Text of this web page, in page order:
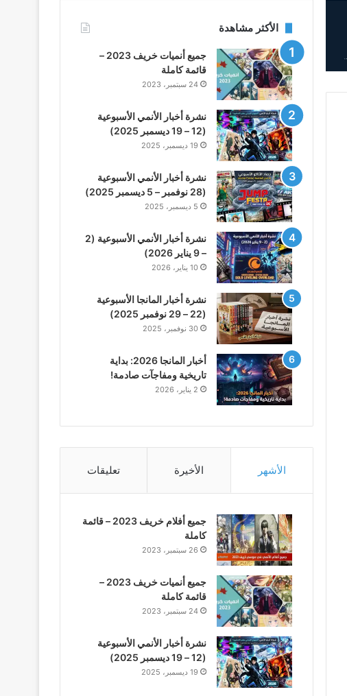
الأكثر مشاهدة
جميع أنميات خريف 2023 –
قائمة كاملة
24 سبتمبر، 2023
نشرة أخبار الأنمي الأسبوعية
(12 – 19 ديسمبر 2025)
19 ديسمبر، 2025
نشرة أخبار الأنمي الأسبوعية
(28 نوفمبر – 5 ديسمبر 2025)
5 ديسمبر، 2025
نشرة أخبار الأنمي الأسبوعية (2
– 9 يناير 2026)
10 يناير، 2026
نشرة أخبار المانجا الأسبوعية
(22 – 29 نوفمبر 2025)
30 نوفمبر، 2025
أخبار المانجا 2026: بداية
تاريخية ومفاجآت صادمة!
2 يناير، 2026
الأشهر الأخيرة تعليقات
جميع أفلام خريف 2023 – قائمة
كاملة
26 سبتمبر، 2023
جميع أنميات خريف 2023 –
قائمة كاملة
24 سبتمبر، 2023
نشرة أخبار الأنمي الأسبوعية
(12 – 19 ديسمبر 2025)
19 ديسمبر، 2025